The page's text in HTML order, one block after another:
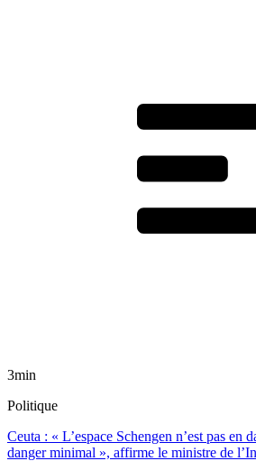
3min
Politique
Ceuta : « L’espace Schengen n’est pas en
danger minimal », affirme le ministre de